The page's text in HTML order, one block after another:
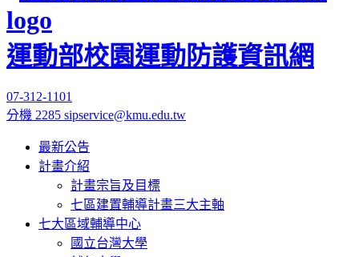
運動部校園運動防護資訊網
07-312-1101
分機 2285 sipservice@kmu.edu.tw
最新公告
計畫介紹
計畫宗旨及目標
七區建置輔導計畫三大主軸
七大區域輔導中心
國立台灣大學